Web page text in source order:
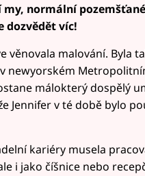
my, normální
dozvědět víc!
věnovala malování. Byla
newyorském
málokterý dospělý
Jennifer v té době bylo
kariéry musela
i jako číšnice nebo